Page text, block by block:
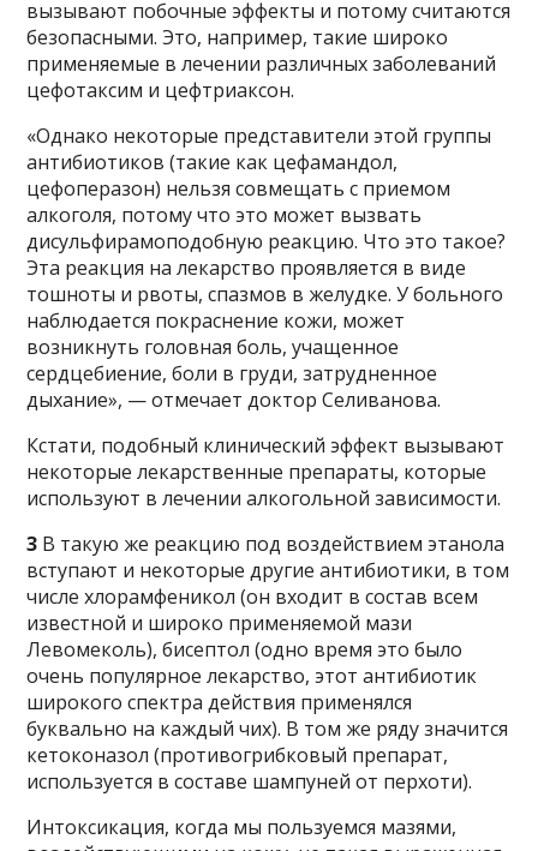
вызывают побочные эффекты и потому считаются
безопасными. Это, например, такие широко
применяемые в лечении различных заболеваний
цефотаксим и цефтриаксон.
«Однако некоторые представители этой группы
антибиотиков (такие как цефамандол,
цефоперазон) нельзя совмещать с приемом
алкоголя, потому что это может вызвать
дисульфирамоподобную реакцию. Что это такое?
Эта реакция на лекарство проявляется в виде
тошноты и рвоты, спазмов в желудке. У больного
наблюдается покраснение кожи, может
возникнуть головная боль, учащенное
сердцебиение, боли в груди, затрудненное
дыхание», — отмечает доктор Селиванова.
Кстати, подобный клинический эффект вызывают
некоторые лекарственные препараты, которые
используют в лечении алкогольной зависимости.
3 В такую же реакцию под воздействием этанола
вступают и некоторые другие антибиотики, в том
числе хлорамфеникол (он входит в состав всем
известной и широко применяемой мази
Левомеколь), бисептол (одно время это было
очень популярное лекарство, этот антибиотик
широкого спектра действия применялся
буквально на каждый чих). В том же ряду значится
кетоконазол (противогрибковый препарат,
используется в составе шампуней от перхоти).
Интоксикация, когда мы пользуемся мазями,